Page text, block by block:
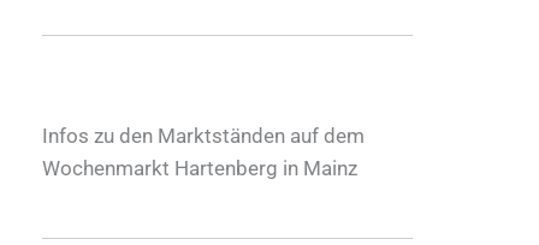
Infos zu den Marktständen auf dem
Wochenmarkt Hartenberg in Mainz